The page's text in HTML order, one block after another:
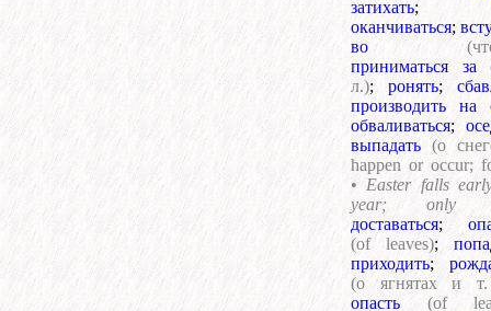
затихать;
оканчиваться;
во
приниматься за
л.); ронять;
производить на
обваливаться;
выпадать (о
happen or occur;
• Easter falls
year; only
доставаться;
(of leaves);
приходить;
(о ягнятах и
опасть
(of